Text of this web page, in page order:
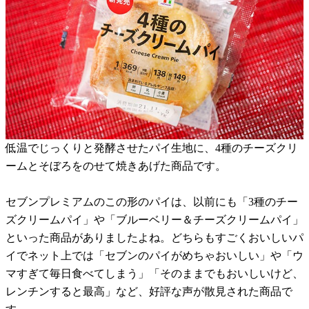
低温でじっくりと発酵させたパイ生地に、4種のチーズクリ
ームとそぼろをのせて焼きあげた商品です。
セブンプレミアムのこの形のパイは、以前にも「3種のチー
ズクリームパイ」や「ブルーベリー＆チーズクリームパイ」
といった商品がありましたよね。どちらもすごくおいしいパ
イでネット上では「セブンのパイがめちゃおいしい」や「ウ
マすぎて毎日食べてしまう」「そのままでもおいしいけど、
レンチンすると最高」など、好評な声が散見された商品で